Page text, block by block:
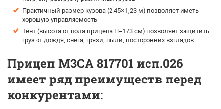
Практичный размер кузова (2.45×1,23 м) позволяет иметь
хорошую управляемость
Тент (высота от пола прицепа H=173 см) позволяет защитить
груз от дождя, снега, грязи, пыли, посторонних взглядов
Прицеп МЗСА 817701 исп.026
имеет ряд преимуществ перед
конкурентами: